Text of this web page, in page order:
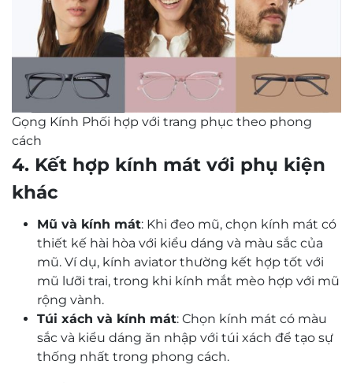
Gọng Kính Phối hợp với trang phục theo phong
cách
4. Kết hợp kính mát với phụ kiện
khác
Mũ và kính mát: Khi đeo mũ, chọn kính mát có
thiết kế hài hòa với kiểu dáng và màu sắc của
mũ. Ví dụ, kính aviator thường kết hợp tốt với
mũ lưỡi trai, trong khi kính mắt mèo hợp với mũ
rộng vành.
Túi xách và kính mát: Chọn kính mát có màu
sắc và kiểu dáng ăn nhập với túi xách để tạo sự
thống nhất trong phong cách.